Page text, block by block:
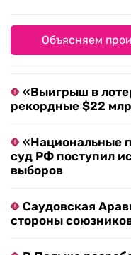
Объясняем
«Выигрыш в
рекордные $22
«Национальные
суд РФ поступил
выборов
Саудовская
стороны